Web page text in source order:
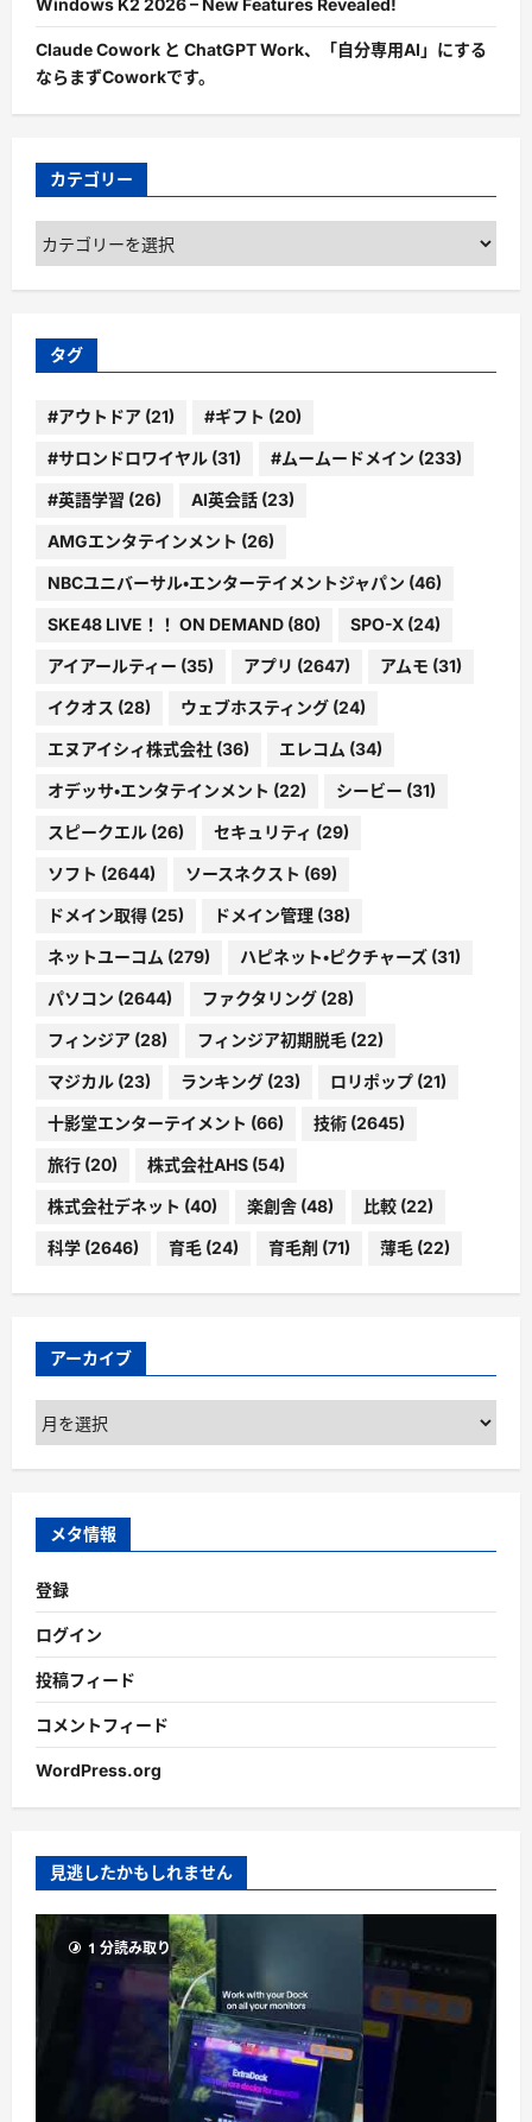
Claude Cowork と ChatGPT Work、「自分専用AI」にする
ならまずCoworkです。
カテゴリー
カ
ゴ
ー
タグ
#アウトドア (21) #ギフト (20)
#サロンドロワイヤル (31) #ムームードメイン (233)
#英語学習 (26) AI英会話 (23)
AMGエンタテインメント (26)
NBCユニバーサル・エンターテイメントジャパン (46)
SKE48 LIVE！！ ON DEMAND (80) SPO-X (24)
アイアールティー (35) アプリ (2647) アムモ (31)
イクオス (28) ウェブホスティング (24)
エヌアイシィ株式会社 (36) エレコム (34)
オデッサ・エンタテインメント (22) シービー (31)
スピークエル (26) セキュリティ (29)
ソフト (2644) ソースネクスト (69)
ドメイン取得 (25) ドメイン管理 (38)
ネットユーコム (279) ハピネット・ピクチャーズ (31)
パソコン (2644) ファクタリング (28)
フィンジア (28) フィンジア初期脱毛 (22)
マジカル (23) ランキング (23) ロリポップ (21)
十影堂エンターテイメント (66) 技術 (2645)
旅行 (20) 株式会社AHS (54)
株式会社デネット (40) 楽創舎 (48) 比較 (22)
科学 (2646) 育毛 (24) 育毛剤 (71) 薄毛 (22)
アーカイブ
ア
ー
カ
ブ
メタ情報
登録
ログイン
投稿フィード
コメントフィード
WordPress.org
見逃したかもしれません
1 分読み取り